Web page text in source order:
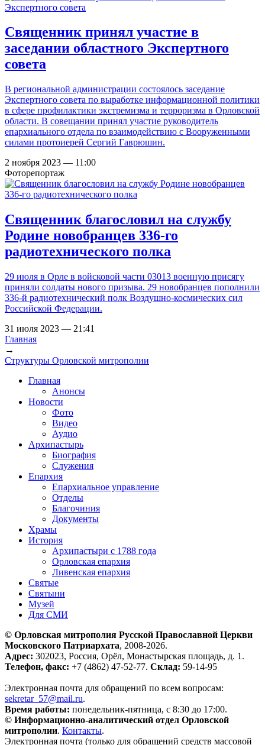
Священник принял участие в
заседании областного Экспертного
совета
В региональной администрации состоялось заседание
Экспертного совета по выработке информационной политики
в сфере профилактики экстремизма и терроризма в Орловской
области. В совещании принял участие руководитель
епархиального отдела по взаимодействию с Вооруженными
силами протоиерей Сергий Гаврюшин.
2 ноября 2023 — 11:00
Фоторепортаж
Священник благословил на службу
Родине новобранцев 336-го
радиотехнического полка
29 июля в Орле в войсковой части 03013 военную присягу
приняли солдаты нового призыва. 29 новобранцев пополнили
336-й радиотехнический полк Воздушно-космических сил
Российской Федерации.
31 июля 2023 — 21:41
Вы здесь
Главная
→
Структуры Орловской митрополии
Главная
Анонсы
Новости
Фото
Видео
Аудио
Архипастырь
Биография
Служения
Епархия
Епархиальное управление
Отделы
Благочиния
Документы
Храмы
История
Архипастыри с 1788 года
Орловская епархия
Ливенская епархия
Святые
Святыни
Музей
Для СМИ
© Орловская митрополия Русской Православной Церкви
Московского Патриархата, 2008-2026.
Адрес: 302023, Россия, Орёл, Монастырская площадь, д. 1.
Телефон, факс: +7 (4862) 47-52-77. Склад: 59-14-95
Электронная почта для обращений по всем вопросам:
sekretar_57@mail.ru.
Время работы: понедельник-пятница, с 8:30 до 17:00.
© Информационно-аналитический отдел Орловской
митрополии. Контакты.
Электронная почта (только для обращений средств массовой